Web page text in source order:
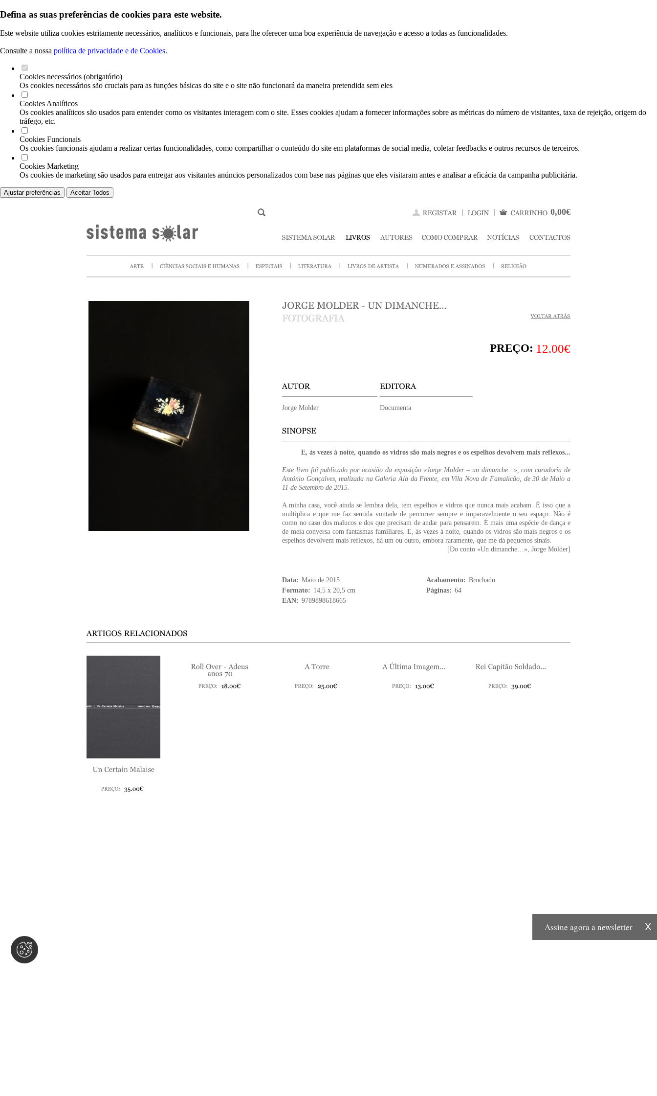
Defina as suas preferências de cookies para este website.
Este website utiliza cookies estritamente necessários, analíticos e funcionais, para lhe oferecer uma boa experiência de navegação e acesso a todas as funcionalidades.
Consulte a nossa política de privacidade e de Cookies.
Cookies necessários (obrigatório)
Os cookies necessários são cruciais para as funções básicas do site e o site não funcionará da maneira pretendida sem eles
Cookies Analíticos
Os cookies analíticos são usados para entender como os visitantes interagem com o site. Esses cookies ajudam a fornecer informações sobre as métricas do número de visitantes, taxa de rejeição, origem do
tráfego, etc.
Cookies Funcionais
Os cookies funcionais ajudam a realizar certas funcionalidades, como compartilhar o conteúdo do site em plataformas de social media, coletar feedbacks e outros recursos de terceiros.
Cookies Marketing
Os cookies de marketing são usados para entregar aos visitantes anúncios personalizados com base nas páginas que eles visitaram antes e analisar a eficácia da campanha publicitária.
Ajustar preferências Aceitar Todos
0,00€
PREÇO: 12.00€
Jorge Molder Documenta
E, às vezes à noite, quando os vidros são mais negros e os espelhos devolvem mais reflexos...
Este livro foi publicado por ocasião da exposição «Jorge Molder – un dimanche…», com curadoria de
António Gonçalves, realizada na Galeria Ala da Frente, em Vila Nova de Famalicão, de 30 de Maio a
11 de Setembro de 2015.
A minha casa, você ainda se lembra dela, tem espelhos e vidros que nunca mais acabam. É isso que a
multiplica e que me faz sentida vontade de percorrer sempre e imparavelmente o seu espaço. Não é
como no caso dos malucos e dos que precisam de andar para pensarem. É mais uma espécie de dança e
de meia conversa com fantasmas familiares. E, às vezes à noite, quando os vidros são mais negros e os
espelhos devolvem mais reflexos, há um ou outro, embora raramente, que me dá pequenos sinais.
[Do conto «Un dimanche…», Jorge Molder]
Data: Maio de 2015 Acabamento: Brochado
Formato: 14,5 x 20,5 cm Páginas: 64
EAN: 9789898618665
X
Assine agora a newsletter